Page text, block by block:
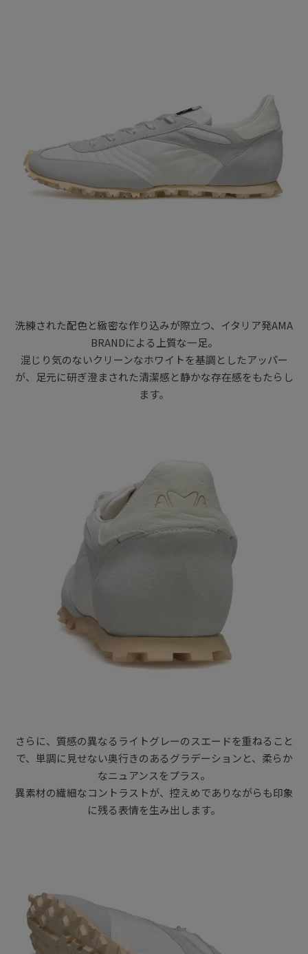
洗練された配色と緻密な作り込みが際立つ、イタリア発AMA
BRANDによる上質な一足。
混じり気のないクリーンなホワイトを基調としたアッパー
が、足元に研ぎ澄まされた清潔感と静かな存在感をもたらし
ます。
さらに、質感の異なるライトグレーのスエードを重ねること
で、単調に見せない奥行きのあるグラデーションと、柔らか
なニュアンスをプラス。
異素材の繊細なコントラストが、控えめでありながらも印象
に残る表情を生み出します。